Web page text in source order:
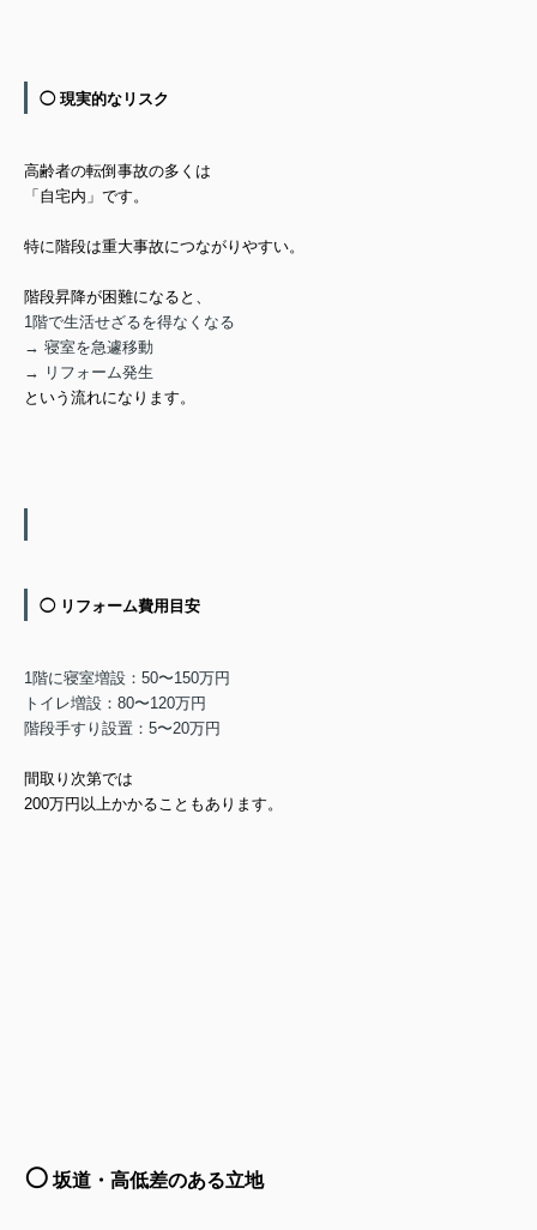
◯ 現実的なリスク
高齢者の転倒事故の多くは
「自宅内」です。
特に階段は重大事故につながりやすい。
階段昇降が困難になると、
1階で生活せざるを得なくなる
→ 寝室を急遽移動
→ リフォーム発生
という流れになります。
◯ リフォーム費用目安
1階に寝室増設：50〜150万円
トイレ増設：80〜120万円
階段手すり設置：5〜20万円
間取り次第では
200万円以上かかることもあります。
⚪️ 坂道・高低差のある立地